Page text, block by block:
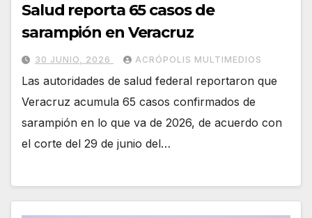
Salud reporta 65 casos de
sarampión en Veracruz
30 JUNIO, 2026 ACRÓPOLIS MULTIMEDIOS
Las autoridades de salud federal reportaron que
Veracruz acumula 65 casos confirmados de
sarampión en lo que va de 2026, de acuerdo con
el corte del 29 de junio del…